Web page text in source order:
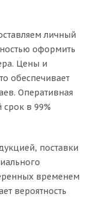
личный
оформить
Цены и
обеспечивает
Оперативная
срок в 99%
поставки
временем
вероятность